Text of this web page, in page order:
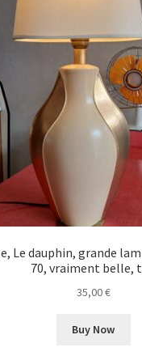
Le dauphin, grande
70, vraiment belle,
35,00€
Buy Now